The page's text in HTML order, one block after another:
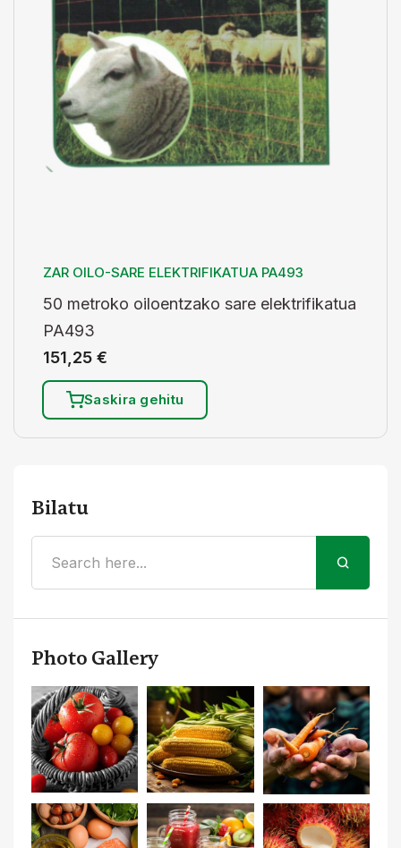
ZAR OILO-SARE ELEKTRIFIKATUA PA493
50 metroko oiloentzako sare elektrifikatua
PA493
151,25 €
Saskira gehitu
Bilatu
Photo Gallery